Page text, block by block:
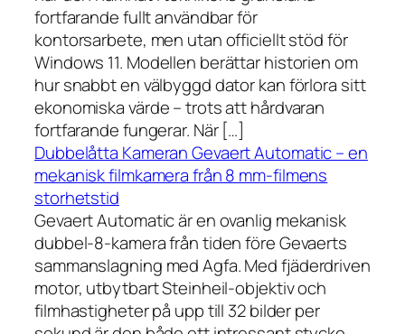
fortfarande fullt användbar för
kontorsarbete, men utan officiellt stöd för
Windows 11. Modellen berättar historien om
hur snabbt en välbyggd dator kan förlora sitt
ekonomiska värde – trots att hårdvaran
fortfarande fungerar. När […]
Dubbelåtta Kameran Gevaert Automatic – en
mekanisk filmkamera från 8 mm-filmens
storhetstid
Gevaert Automatic är en ovanlig mekanisk
dubbel-8-kamera från tiden före Gevaerts
sammanslagning med Agfa. Med fjäderdriven
motor, utbytbart Steinheil-objektiv och
filmhastigheter på upp till 32 bilder per